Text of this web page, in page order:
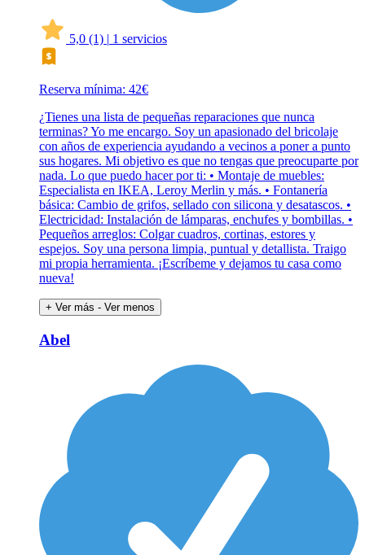
5,0 (1) | 1 servicios
Reserva mínima: 42€
¿Tienes una lista de pequeñas reparaciones que nunca
terminas? Yo me encargo. Soy un apasionado del bricolaje
con años de experiencia ayudando a vecinos a poner a punto
sus hogares. Mi objetivo es que no tengas que preocuparte por
nada. Lo que puedo hacer por ti: • Montaje de muebles:
Especialista en IKEA, Leroy Merlin y más. • Fontanería
básica: Cambio de grifos, sellado con silicona y desatascos. •
Electricidad: Instalación de lámparas, enchufes y bombillas. •
Pequeños arreglos: Colgar cuadros, cortinas, estores y
espejos. Soy una persona limpia, puntual y detallista. Traigo
mi propia herramienta. ¡Escríbeme y dejamos tu casa como
nueva!
+ Ver más - Ver menos
Abel